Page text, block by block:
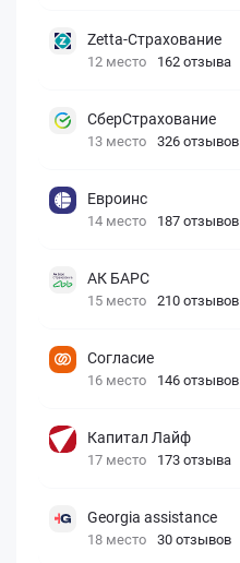
Zetta-Страхование
12 место 162 отзыва
СберСтрахование
13 место 326 отзывов
Евроинс
14 место 187 отзывов
АК БАРС
15 место 210 отзывов
Согласие
16 место 146 отзывов
Капитал Лайф
17 место 173 отзыва
Georgia assistance
18 место 30 отзывов